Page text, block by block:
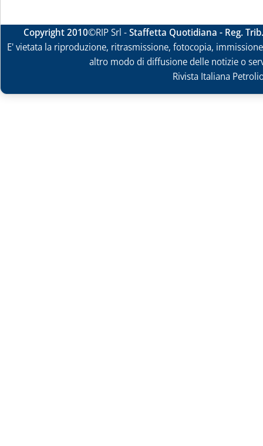
Copyright 2010©RIP Srl -Staffetta Quotidiana - Reg.
E' vietata la riproduzione, ritrasmissione, fotocopia,
altro modo di diffusione delle notizie o
Rivista Italiana